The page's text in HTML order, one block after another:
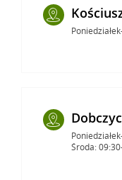
Środa: